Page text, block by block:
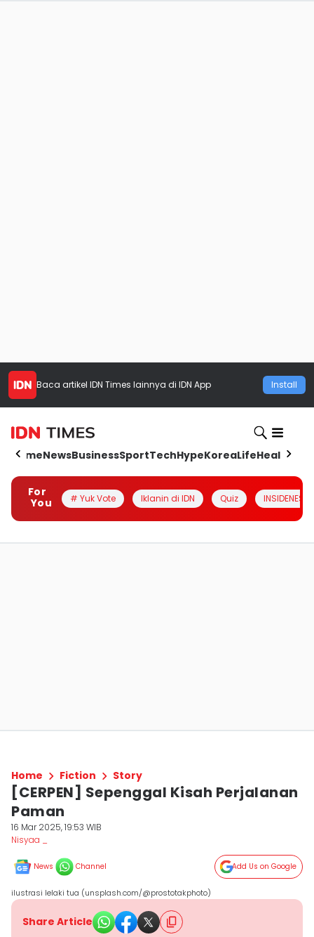
Baca artikel IDN Times lainnya di IDN App Install
HomeNewsBusinessSportTechHypeKoreaLifeHealth
For
You
# Yuk Vote Iklanin di IDN Quiz INSIDENESIA
Home Fiction Story
[CERPEN] Sepenggal Kisah Perjalanan
Paman
16 Mar 2025, 19:53 WIB
Nisyaa _
News Channel Add Us on Google
ilustrasi lelaki tua (unsplash.com/@prostotakphoto)
Share Article